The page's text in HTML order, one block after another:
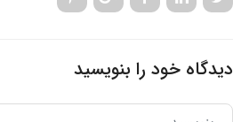
دیدگاه خود را بنویسید